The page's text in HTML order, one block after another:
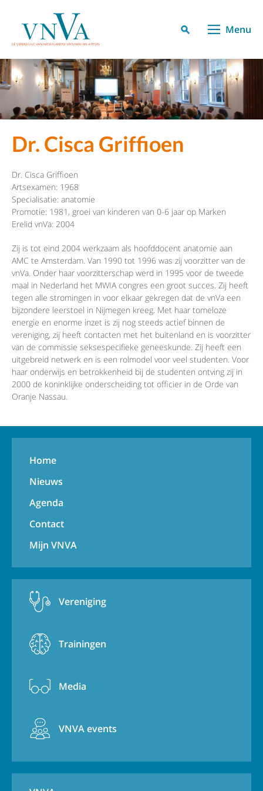
Menu
Dr. Cisca Griffioen
Dr. Cisca Griffioen
Artsexamen: 1968
Specialisatie: anatomie
Promotie: 1981, groei van kinderen van 0-6 jaar op Marken
Erelid vnVa: 2004
Zij is tot eind 2004 werkzaam als hoofddocent anatomie aan
AMC te Amsterdam. Van 1990 tot 1996 was zij voorzitter van de
vnVa. Onder haar voorzitterschap werd in 1995 voor de tweede
maal in Nederland het MWIA congres een groot succes. Zij heeft
tegen alle stromingen in voor elkaar gekregen dat de vnVa een
bijzondere leerstoel in Nijmegen kreeg. Met haar tomeloze
energie en enorme inzet is zij nog steeds actief binnen de
vereniging, zij heeft contacten met het buitenland en is voorzitter
van de commissie seksespecifieke geneeskunde. Zij heeft een
uitgebreid netwerk en is een rolmodel voor veel studenten. Voor
haar onderwijs en betrokkenheid bij de studenten ontving zij in
2000 de koninklijke onderscheiding tot officier in de Orde van
Oranje Nassau.
Home
Nieuws
Agenda
Contact
Mijn VNVA
Vereniging
Trainingen
Media
VNVA events